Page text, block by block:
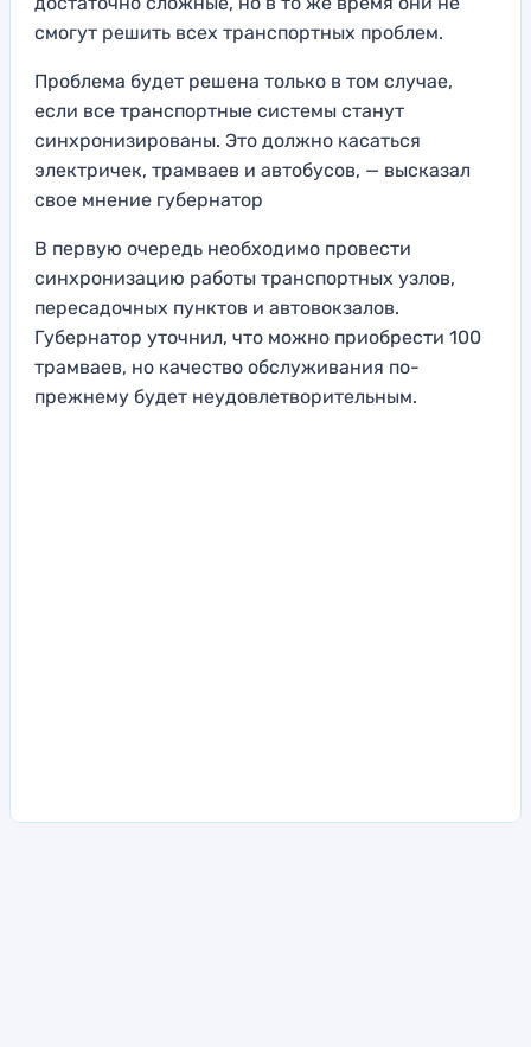
смогут решить всех транспортных проблем.
Проблема будет решена только в том случае,
если все транспортные системы станут
синхронизированы. Это должно касаться
электричек, трамваев и автобусов, — высказал
свое мнение губернатор
В первую очередь необходимо провести
синхронизацию работы транспортных узлов,
пересадочных пунктов и автовокзалов.
Губернатор уточнил, что можно приобрести 100
трамваев, но качество обслуживания по-
прежнему будет неудовлетворительным.